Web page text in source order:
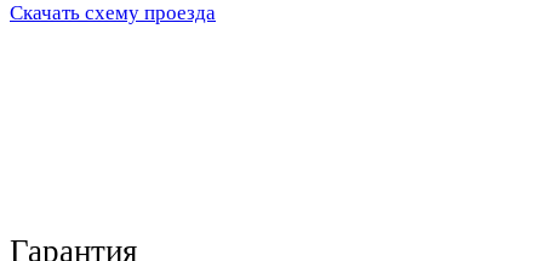
Скачать схему проезда
Гарантия